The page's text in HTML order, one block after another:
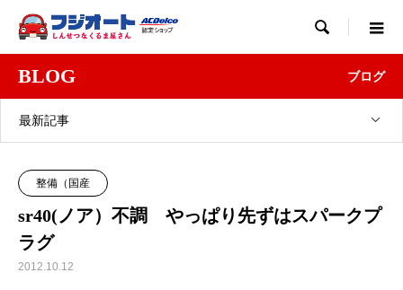

BLOG ブログ
最新記事
整備（国産
sr40(ノア）不調 やっぱり先ずはスパークプ
ラグ
2012.10.12